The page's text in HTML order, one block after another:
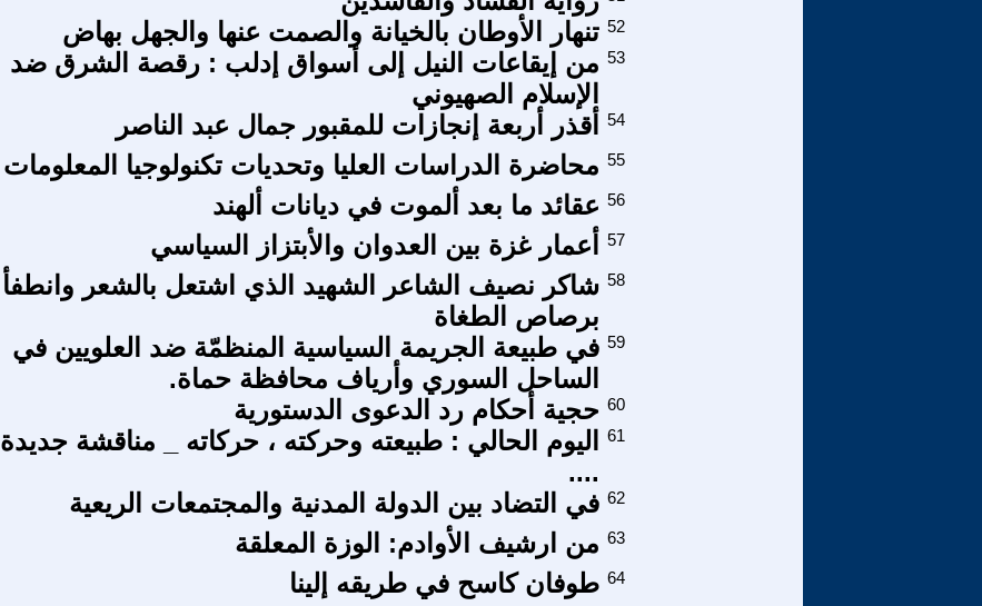
تنهار الأوطان بالخيانة والصمت عنها والجهل بهاض 52
من إيقاعات النيل إلى أسواق إدلب : رقصة الشرق ضد
الإسلام الصهيوني
53
أقذر أربعة إنجازات للمقبور جمال عبد الناصر 54
محاضرة الدراسات العليا وتحديات تكنولوجيا المعلومات 55
عقائد ما بعد ألموت في ديانات ألهند 56
أعمار غزة بين العدوان والأبتزاز السياسي 57
شاكر نصيف الشاعر الشهيد الذي اشتعل بالشعر وانطفأ
برصاص الطغاة
58
في طبيعة الجريمة السياسية المنظمّة ضد العلويين في
الساحل السوري وأرياف محافظة حماة.
59
حجية أحكام رد الدعوى الدستورية 60
اليوم الحالي : طبيعته وحركته ، حركاته _ مناقشة جديدة
....
61
في التضاد بين الدولة المدنية والمجتمعات الريعية 62
من ارشيف الأوادم: الوزة المعلقة 63
طوفان كاسح في طريقه إلينا 64